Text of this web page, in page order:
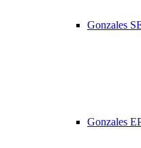
Gonzales
Gonzales